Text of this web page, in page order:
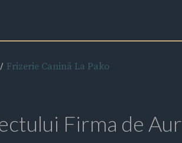
Frizerie Canină La Pako
Firma de Aur